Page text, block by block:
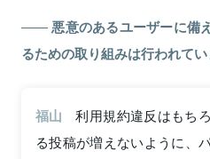
悪意のあるユーザーに備
るための取り組みは行われてい
福山
利用規約違反はもち
る投稿が増えないように、